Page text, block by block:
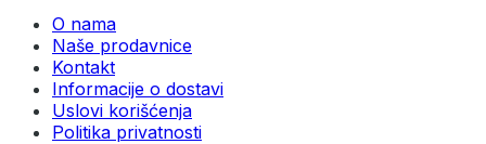
O nama
Naše prodavnice
Kontakt
Informacije o dostavi
Uslovi korišćenja
Politika privatnosti